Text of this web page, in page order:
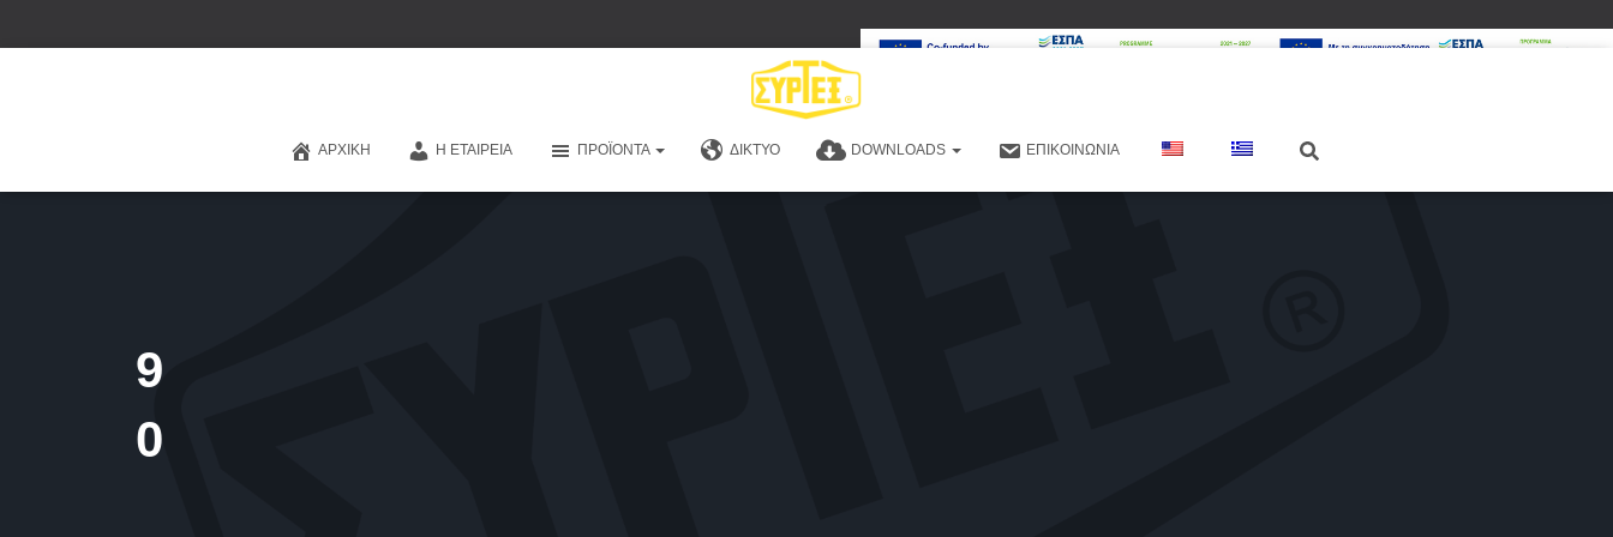
ΑΡΧΙΚΉ Η ΕΤΑΙΡΕΊΑ ΠΡΟΪΌΝΤΑ ΔΊΚΤΥΟ DOWNLOADS ΕΠΙΚΟΙΝΩΝΊΑ
9
0